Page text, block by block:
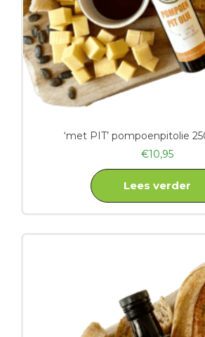
‘met PIT’ pompoenpitolie
€10,95
Lees verder